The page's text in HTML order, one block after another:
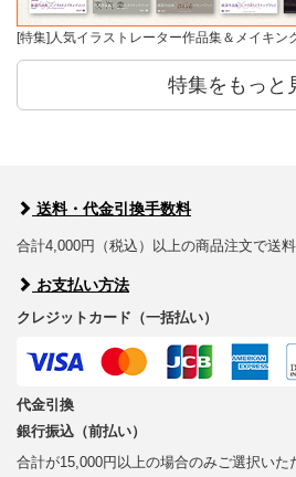
[特集]人気イラストレーター作品集＆メイキン
特集をもっと
送料・代金引換手数料
合計4,000円（税込）以上の商品注文で送
お支払い方法
クレジットカード（一括払い）
代金引換
銀行振込（前払い）
合計が15,000円以上の場合のみご選択いた